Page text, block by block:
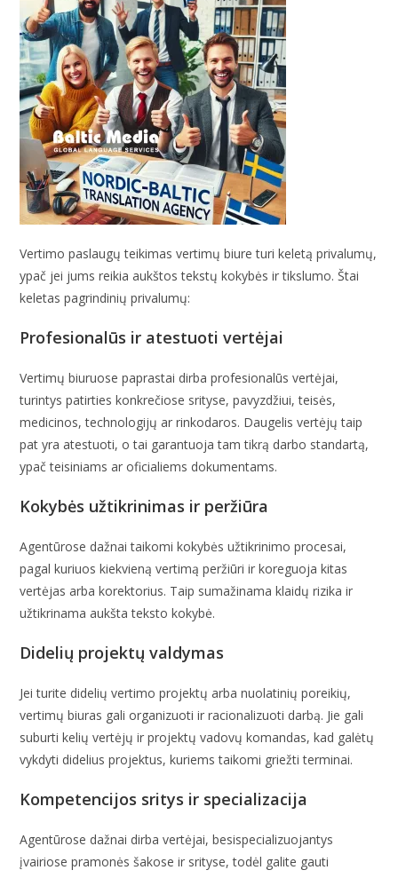
Vertimo paslaugų teikimas vertimų biure turi keletą privalumų,
ypač jei jums reikia aukštos tekstų kokybės ir tikslumo. Štai
keletas pagrindinių privalumų:
Profesionalūs ir atestuoti vertėjai
Vertimų biuruose paprastai dirba profesionalūs vertėjai,
turintys patirties konkrečiose srityse, pavyzdžiui, teisės,
medicinos, technologijų ar rinkodaros. Daugelis vertėjų taip
pat yra atestuoti, o tai garantuoja tam tikrą darbo standartą,
ypač teisiniams ar oficialiems dokumentams.
Kokybės užtikrinimas ir peržiūra
Agentūrose dažnai taikomi kokybės užtikrinimo procesai,
pagal kuriuos kiekvieną vertimą peržiūri ir koreguoja kitas
vertėjas arba korektorius. Taip sumažinama klaidų rizika ir
užtikrinama aukšta teksto kokybė.
Didelių projektų valdymas
Jei turite didelių vertimo projektų arba nuolatinių poreikių,
vertimų biuras gali organizuoti ir racionalizuoti darbą. Jie gali
suburti kelių vertėjų ir projektų vadovų komandas, kad galėtų
vykdyti didelius projektus, kuriems taikomi griežti terminai.
Kompetencijos sritys ir specializacija
Agentūrose dažnai dirba vertėjai, besispecializuojantys
įvairiose pramonės šakose ir srityse, todėl galite gauti